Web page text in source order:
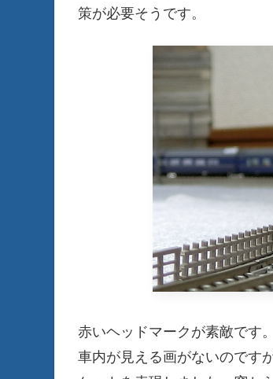
策が必要そうです。
赤いヘッドマークが素敵です。
車内が見える画がないのです